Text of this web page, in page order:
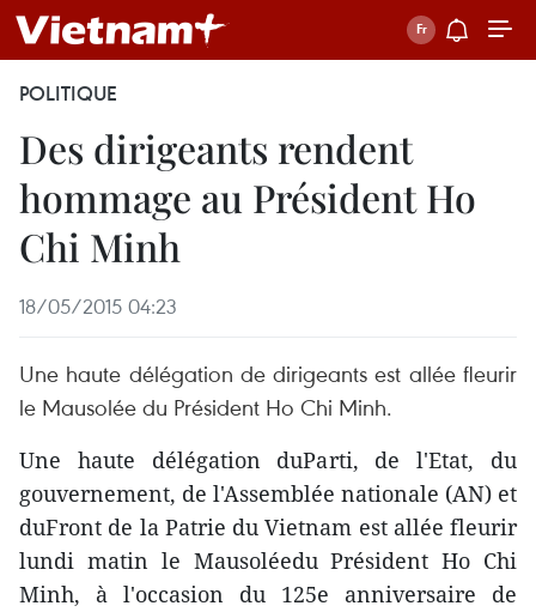
POLITIQUE
Des dirigeants rendent
hommage au Président Ho
Chi Minh
18/05/2015 04:23
Une haute délégation de dirigeants est allée fleurir
le Mausolée du Président Ho Chi Minh.
Une haute délégation duParti, de l'Etat, du
gouvernement, de l'Assemblée nationale (AN) et
duFront de la Patrie du Vietnam est allée fleurir
lundi matin le Mausoléedu Président Ho Chi
Minh, à l'occasion du 125e anniversaire de